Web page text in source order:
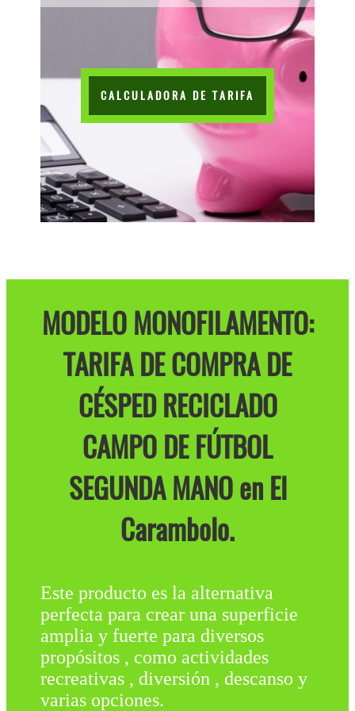
CALCULADORA DE TARIFA
MODELO MONOFILAMENTO:
TARIFA DE COMPRA DE
CÉSPED RECICLADO
CAMPO DE FÚTBOL
SEGUNDA MANO en El
Carambolo.
Este producto es la alternativa
perfecta para crear una superficie
amplia y fuerte para diversos
propósitos , como actividades
recreativas , diversión , descanso y
varias opciones.